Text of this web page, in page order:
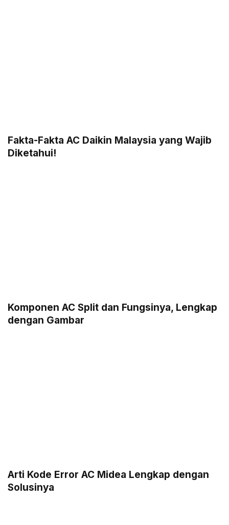
Fakta-Fakta AC Daikin Malaysia yang Wajib
Diketahui!
Komponen AC Split dan Fungsinya, Lengkap
dengan Gambar
Arti Kode Error AC Midea Lengkap dengan
Solusinya